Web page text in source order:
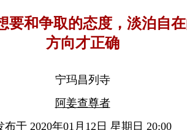
要和争取的态度，淡泊自
方向才正确
宁玛昌列寺
阿姜查尊者
布于 2020年01月12日 星期日 20:00